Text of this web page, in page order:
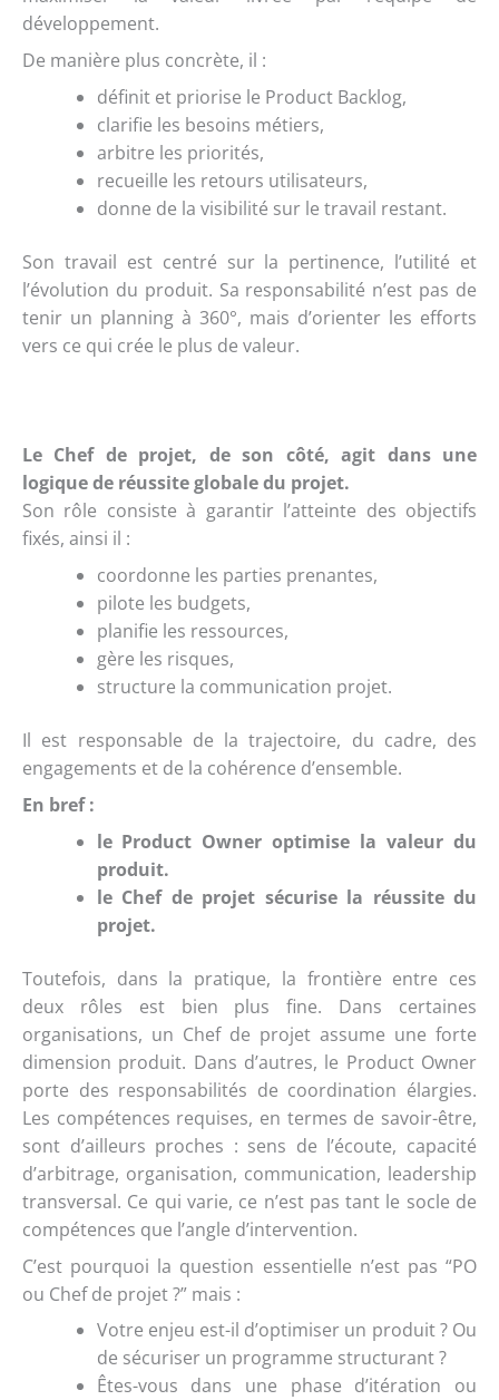
développement.
De manière plus concrète, il :
définit et priorise le Product Backlog,
clarifie les besoins métiers,
arbitre les priorités,
recueille les retours utilisateurs,
donne de la visibilité sur le travail restant.
Son travail est centré sur la pertinence, l’utilité et
l’évolution du produit. Sa responsabilité n’est pas de
tenir un planning à 360°, mais d’orienter les efforts
vers ce qui crée le plus de valeur.
Le Chef de projet, de son côté, agit dans une
logique de réussite globale du projet.
Son rôle consiste à garantir l’atteinte des objectifs
fixés, ainsi il :
coordonne les parties prenantes,
pilote les budgets,
planifie les ressources,
gère les risques,
structure la communication projet.
Il est responsable de la trajectoire, du cadre, des
engagements et de la cohérence d’ensemble.
En bref :
le Product Owner optimise la valeur du
produit.
le Chef de projet sécurise la réussite du
projet.
Toutefois, dans la pratique, la frontière entre ces
deux rôles est bien plus fine. Dans certaines
organisations, un Chef de projet assume une forte
dimension produit. Dans d’autres, le Product Owner
porte des responsabilités de coordination élargies.
Les compétences requises, en termes de savoir-être,
sont d’ailleurs proches : sens de l’écoute, capacité
d’arbitrage, organisation, communication, leadership
transversal. Ce qui varie, ce n’est pas tant le socle de
compétences que l’angle d’intervention.
C’est pourquoi la question essentielle n’est pas “PO
ou Chef de projet ?” mais :
Votre enjeu est-il d’optimiser un produit ? Ou
de sécuriser un programme structurant ?
Êtes-vous dans une phase d’itération ou